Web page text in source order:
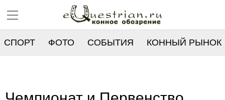
СПОРТ ФОТО СОБЫТИЯ КОННЫЙ РЫНОК